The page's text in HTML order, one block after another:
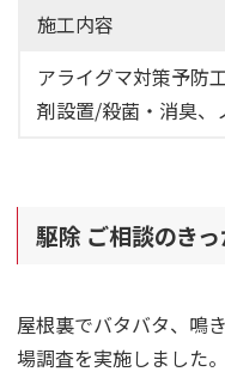
施工内容
アライグマ対策予防
剤設置/殺菌・消臭、
駆除 ご相談のき
屋根裏でバタバタ、鳴
場調査を実施しました。